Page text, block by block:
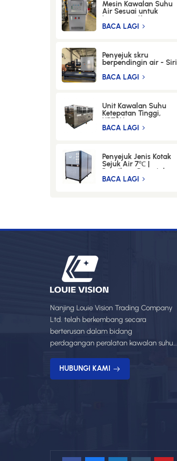
Mesin Kawalan Suhu
Air Sesuai untuk
Instrumen Ketepatan
-LWM-30-12KW
BACA LAGI
Penyejuk skru
berpendingin air - Siri
BSL(-5℃)-100WSEM
BACA LAGI
Unit Kawalan Suhu
Ketepatan Tinggi,
HPTCU
BACA LAGI
Penyejuk Jenis Kotak
Sejuk Air 7℃ |
Pengilang Penyejuk
Air Perindustrian
BACA LAGI
Nanjing Louie Vision Trading Company
Ltd. telah berkembang secara
berterusan dalam bidang
perdagangan peralatan kawalan suhu,
dan perkhidmatan profesional.
HUBUNGI KAMI